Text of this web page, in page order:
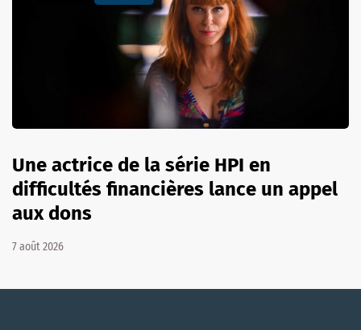
Une actrice de la série HPI en
difficultés financières lance un appel
aux dons
7 août 2026